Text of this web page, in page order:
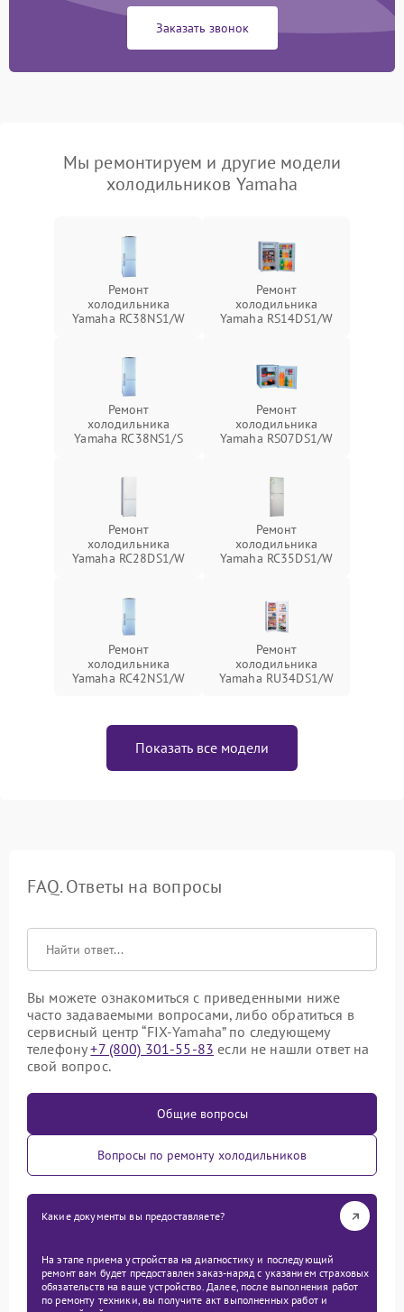
Заказать звонок
Мы ремонтируем и другие модели
холодильников Yamaha
Ремонт
холодильника
Yamaha RC38NS1/W
Ремонт
холодильника
Yamaha RS14DS1/W
Ремонт
холодильника
Yamaha RC38NS1/S
Ремонт
холодильника
Yamaha RS07DS1/W
Ремонт
холодильника
Yamaha RC28DS1/W
Ремонт
холодильника
Yamaha RC35DS1/W
Ремонт
холодильника
Yamaha RC42NS1/W
Ремонт
холодильника
Yamaha RU34DS1/W
Показать все модели
FAQ. Ответы на вопросы
Вы можете ознакомиться с приведенными ниже
часто задаваемыми вопросами, либо обратиться в
сервисный центр “FIX-Yamaha” по следующему
телефону+7 (800) 301-55-83 если не нашли ответ на
свой вопрос.
Общие вопросы
Вопросы по ремонту холодильников
Какие документы вы предоставляете?
На этапе приема устройства на диагностику и последующий
ремонт вам будет предоставлен заказ-наряд с указанием страховых
обязательств на ваше устройство. Далее, после выполнения работ
по ремонту техники, вы получите акт выполненных работ и